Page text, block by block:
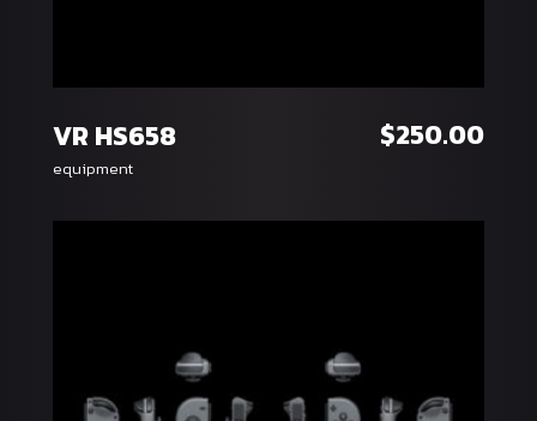
VR HS658 $250.00
equipment